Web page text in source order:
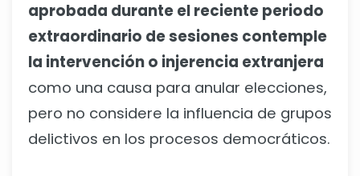
aprobada durante el reciente periodo
extraordinario de sesiones contemple
la intervención o injerencia extranjera
como una causa para anular elecciones,
pero no considere la influencia de grupos
delictivos en los procesos democráticos.